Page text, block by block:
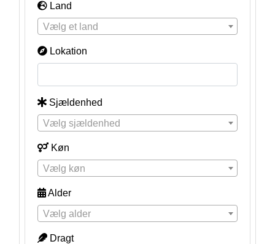
Land
Vælg et land
Lokation
Sjældenhed
Vælg sjældenhed
Køn
Vælg køn
Alder
Vælg alder
Dragt